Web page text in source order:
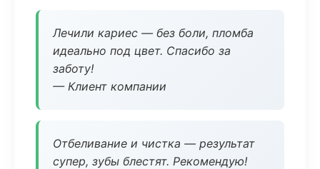
Лечили кариес — без боли, пломба
идеально под цвет. Спасибо за
заботу!
— Клиент компании
Отбеливание и чистка — результат
супер, зубы блестят. Рекомендую!